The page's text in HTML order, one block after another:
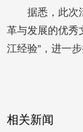
据悉，此次活
革与发展的优秀
江经验”，进一
相关新闻